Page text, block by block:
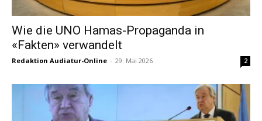
Wie die UNO Hamas-Propaganda in
«Fakten» verwandelt
Redaktion Audiatur-Online - 29. Mai 2026 2